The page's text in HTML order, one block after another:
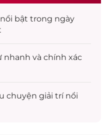
nổi bật trong ngày
nhanh và chính xác
chuyện giải trínổi